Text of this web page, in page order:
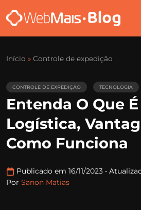
Início » Controle de expedição
CONTROLE DE EXPEDIÇÃO TECNOLOGIA
Entenda O Que
Logística,
Como Funciona
Publicado em 16/11/2023 •
Por Sanon Matias